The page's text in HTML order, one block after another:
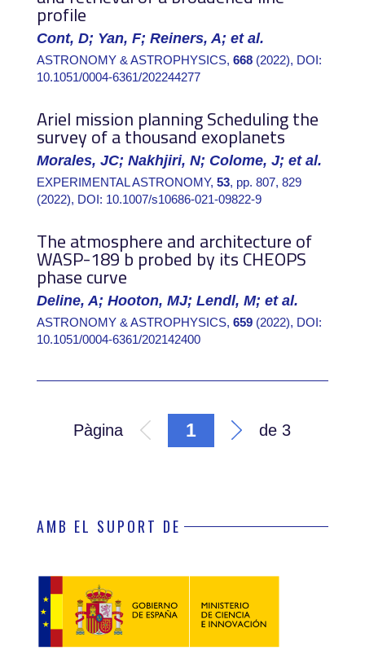
profile
Cont, D; Yan, F; Reiners, A; et al.
ASTRONOMY & ASTROPHYSICS, 668(2022), DOI:
10.1051/0004-6361/202244277
Ariel mission planning Scheduling the
survey of a thousand exoplanets
Morales, JC; Nakhjiri, N; Colome, J; et al.
EXPERIMENTAL ASTRONOMY, 53, pp. 807, 829
(2022), DOI: 10.1007/s10686-021-09822-9
The atmosphere and architecture of
WASP-189 b probed by its CHEOPS
phase curve
Deline, A; Hooton, MJ; Lendl, M; et al.
ASTRONOMY & ASTROPHYSICS, 659(2022), DOI:
10.1051/0004-6361/202142400
Pàgina 1 de 3
AMB EL SUPORT DE